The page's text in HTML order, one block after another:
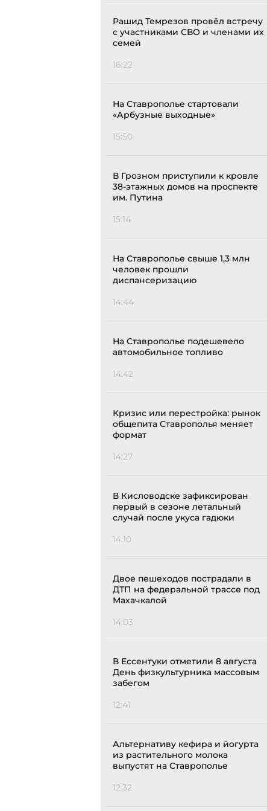
Рашид Темрезов провёл встречу
с участниками СВО и членами их
семей
16:22
На Ставрополье стартовали
«Арбузные выходные»
15:50
В Грозном приступили к кровле
38-этажных домов на проспекте
им. Путина
15:14
На Ставрополье свыше 1,3 млн
человек прошли
диспансеризацию
14:44
На Ставрополье подешевело
автомобильное топливо
14:42
Кризис или перестройка: рынок
общепита Ставрополья меняет
формат
14:27
В Кисловодске зафиксирован
первый в сезоне летальный
случай после укуса гадюки
14:10
Двое пешеходов пострадали в
ДТП на федеральной трассе под
Махачкалой
14:03
В Ессентуки отметили 8 августа
День физкультурника массовым
забегом
12:41
Альтернативу кефира и йогурта
из растительного молока
выпустят на Ставрополье
12:32